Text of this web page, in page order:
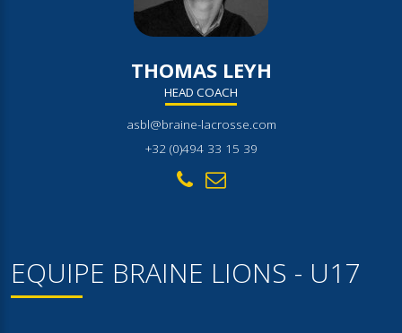
THOMAS LEYH
HEAD COACH
asbl@braine-lacrosse.com
+32 (0)494 33 15 39
EQUIPE BRAINE LIONS - U17